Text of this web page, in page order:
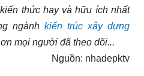
thức hay và hữu ích nhất
ngành kiến trúc xây dựng
mọi người đã theo dõi...
Nguồn: nhadepktv